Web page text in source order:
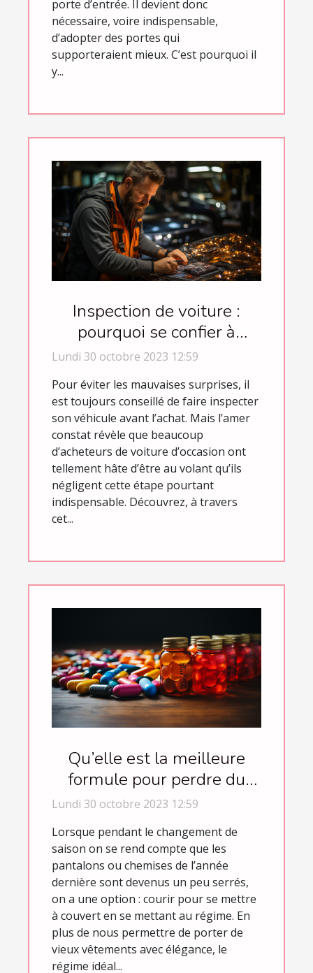
porte d’entrée. Il devient donc
nécessaire, voire indispensable,
d’adopter des portes qui
supporteraient mieux. C’est pourquoi il
y...
Inspection de voiture :
pourquoi se confier à
Trustoo ?
Lundi 30 octobre 2023 12:59
Pour éviter les mauvaises surprises, il
est toujours conseillé de faire inspecter
son véhicule avant l’achat. Mais l’amer
constat révèle que beaucoup
d’acheteurs de voiture d’occasion ont
tellement hâte d’être au volant qu’ils
négligent cette étape pourtant
indispensable. Découvrez, à travers
cet...
Qu’elle est la meilleure
formule pour perdre du
poids ?
Lundi 30 octobre 2023 12:59
Lorsque pendant le changement de
saison on se rend compte que les
pantalons ou chemises de l’année
dernière sont devenus un peu serrés,
on a une option : courir pour se mettre
à couvert en se mettant au régime. En
plus de nous permettre de porter de
vieux vêtements avec élégance, le
régime idéal...